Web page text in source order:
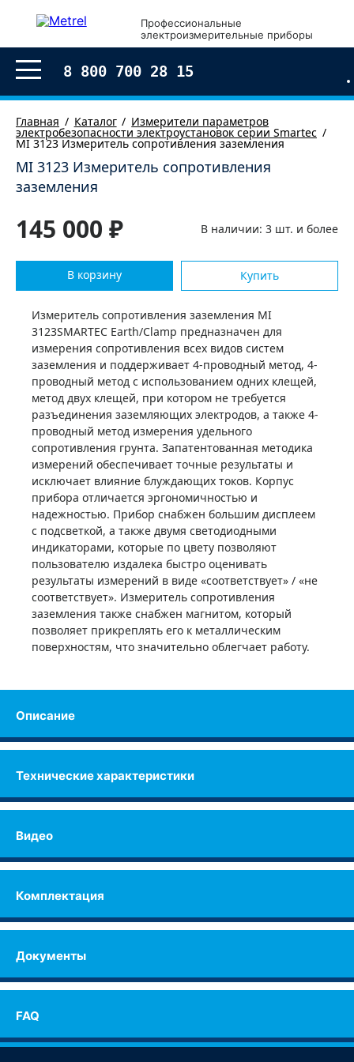
Профессиональные
электроизмерительные приборы
8 800 700 28 15
Главная Каталог Измерители параметров
электробезопасности электроустановок серии Smartec
MI 3123 Измеритель сопротивления заземления
MI 3123 Измеритель сопротивления
заземления
145 000 ₽ В наличии: 3 шт. и более
В корзину Купить
Измеритель сопротивления заземления MI
3123SMARTEC Earth/Clamp предназначен для
измерения сопротивления всех видов систем
заземления и поддерживает 4-проводный метод, 4-
проводный метод с использованием одних клещей,
метод двух клещей, при котором не требуется
разъединения заземляющих электродов, а также 4-
проводный метод измерения удельного
сопротивления грунта. Запатентованная методика
измерений обеспечивает точные результаты и
исключает влияние блуждающих токов. Корпус
прибора отличается эргономичностью и
надежностью. Прибор снабжен большим дисплеем
с подсветкой, а также двумя светодиодными
индикаторами, которые по цвету позволяют
пользователю издалека быстро оценивать
результаты измерений в виде «соответствует» / «не
соответствует». Измеритель сопротивления
заземления также снабжен магнитом, который
позволяет прикреплять его к металлическим
поверхностям, что значительно облегчает работу.
Описание
Технические характеристики
Видео
Комплектация
Документы
FAQ
Оформление заказа
персональных
данных
Купить